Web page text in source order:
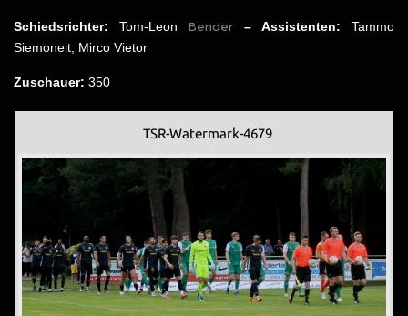
Schiedsrichter: Tom-Leon Bender– Assistenten:Tammo
Siemoneit, Mirco Vietor
Zuschauer: 350
TSR-Watermark-4679